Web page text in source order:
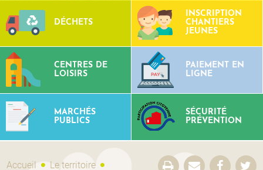
DÉCHETS
INSCRIPTION
CHANTIERS
JEUNES
CENTRES DE
LOISIRS
PAIEMENT EN
LIGNE
MARCHÉS
PUBLICS
SÉCURITÉ
PRÉVENTION
Accueil
Le territoire